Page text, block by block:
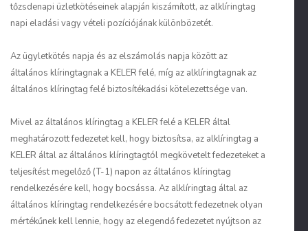
tőzsdenapi üzletkötéseinek alapján kiszámított, az alklíringtag
napi eladási vagy vételi pozíciójának különbözetét.
Az ügyletkötés napja és az elszámolás napja között az
általános klíringtagnak a KELER felé, míg az alklíringtagnak az
általános klíringtag felé biztosítékadási kötelezettsége van.
Mivel az általános klíringtag a KELER felé a KELER által
meghatározott fedezetet kell, hogy biztosítsa, az alklíringtag a
KELER által az általános klíringtagtól megkövetelt fedezeteket a
teljesítést megelőző (T-1) napon az általános klíringtag
rendelkezésére kell, hogy bocsássa. Az alklíringtag által az
általános klíringtag rendelkezésére bocsátott fedezetnek olyan
mértékűnek kell lennie, hogy az elegendő fedezetet nyújtson az